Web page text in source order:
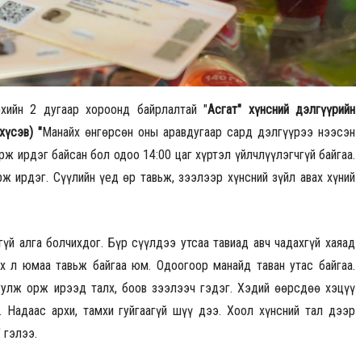
2 дугаар хороонд байрлалтай "Асгат" хүнсний дэлгүүрийн
"Манайх өнгөрсөн оны аравдугаар сард дэлгүүрээ нээсэн
ирдэг байсан бол одоо 14:00 цаг хүртэл үйлчлүүлэгчгүй байгаа.
Сүүлийн үед өр тавьж, зээлээр хүнсний зүйл авах хүний
алга болчихдог. Бүр сүүлдээ утсаа тавиад авч чадахгүй хаяад
л юмаа тавьж байгаа юм. Одоогоор манайд таван утас байгаа.
орж ирээд талх, боов зээлээч гэдэг. Хэдий өөрсдөө хэцүү
Надаас архи, тамхи гуйгаагүй шүү дээ. Хоол хүнсний тал дээр
гэлээ.